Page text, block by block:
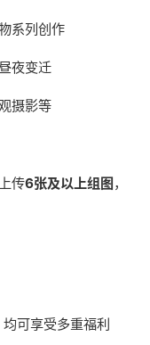
系列创作
夜变迁
摄影等
传6张及以上组图，
可享受多重福利